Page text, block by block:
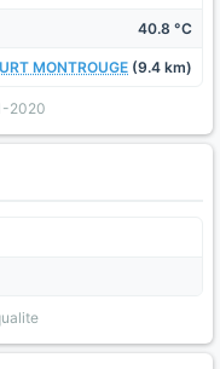
40.8 °C
MONTROUGE (9.4 km)
2020